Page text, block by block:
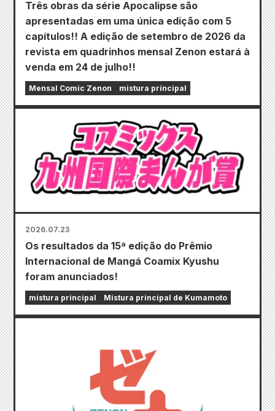
Três obras da série Apocalipse são
apresentadas em uma única edição com 5
capítulos!! A edição de setembro de 2026 da
revista em quadrinhos mensal Zenon estará à
venda em 24 de julho!!
Mensal Comic Zenon mistura principal
2026.07.23
Os resultados da 15ª edição do Prêmio
Internacional de Mangá Coamix Kyushu
foram anunciados!
mistura principal Mistura principal de Kumamoto